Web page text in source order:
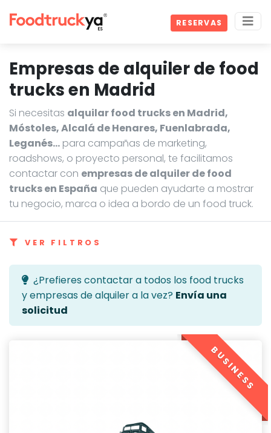
RESERVAS
Empresas de alquiler de food
trucks en Madrid
Si necesitas alquilar food trucks en Madrid,
Móstoles, Alcalá de Henares, Fuenlabrada,
Leganés… para campañas de marketing,
roadshows, o proyecto personal, te facilitamos
contactar con empresas de alquiler de food
trucks en España que pueden ayudarte a mostrar
tu negocio, marca o idea a bordo de un food truck.
VER FILTROS
¿Prefieres contactar a todos los food trucks
y empresas de alquiler a la vez? Envía una
solicitud
BUSINESS